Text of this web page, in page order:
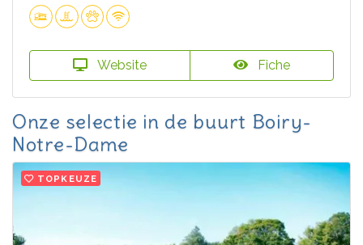
Website Fiche
Onze selectie in de buurt Boiry-
Notre-Dame
TOPKEUZE